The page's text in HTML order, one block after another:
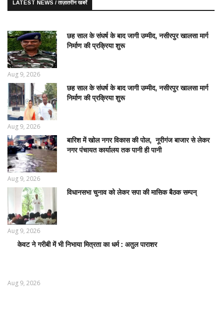
LATEST NEWS / ताज़ातरीन खबरें
छह साल के संघर्ष के बाद जागी उम्मीद, नसीरपुर खालसा मार्ग
निर्माण की प्रक्रिया शुरू
Aug 9, 2026
छह साल के संघर्ष के बाद जागी उम्मीद, नसीरपुर खालसा मार्ग
निर्माण की प्रक्रिया शुरू
Aug 9, 2026
बारिश में खोल नगर विकास की पोल, नूरीगंज बाजार से लेकर
नगर पंचायत कार्यालय तक पानी ही पानी
Aug 9, 2026
विधानसभा चुनाव को लेकर सपा की मासिक बैठक सम्पन्
Aug 9, 2026
केवट ने गरीबी में भी निभाया मित्रता का धर्म : अतुल पाराशर
Aug 9, 2026